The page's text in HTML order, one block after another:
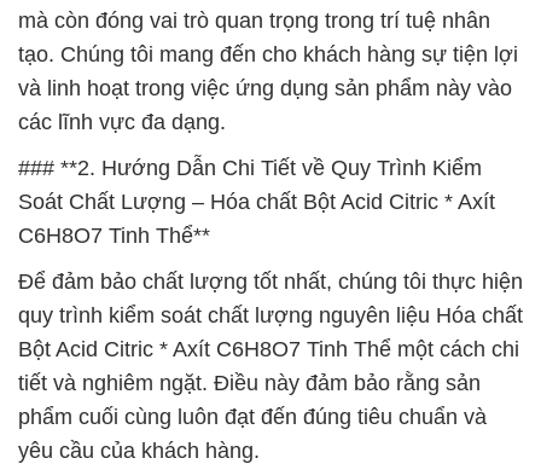
mà còn đóng vai trò quan trọng trong trí tuệ nhân
tạo. Chúng tôi mang đến cho khách hàng sự tiện lợi
và linh hoạt trong việc ứng dụng sản phẩm này vào
các lĩnh vực đa dạng.
### **2. Hướng Dẫn Chi Tiết về Quy Trình Kiểm
Soát Chất Lượng – Hóa chất Bột Acid Citric * Axít
C6H8O7 Tinh Thể**
Để đảm bảo chất lượng tốt nhất, chúng tôi thực hiện
quy trình kiểm soát chất lượng nguyên liệu Hóa chất
Bột Acid Citric * Axít C6H8O7 Tinh Thể một cách chi
tiết và nghiêm ngặt. Điều này đảm bảo rằng sản
phẩm cuối cùng luôn đạt đến đúng tiêu chuẩn và
yêu cầu của khách hàng.